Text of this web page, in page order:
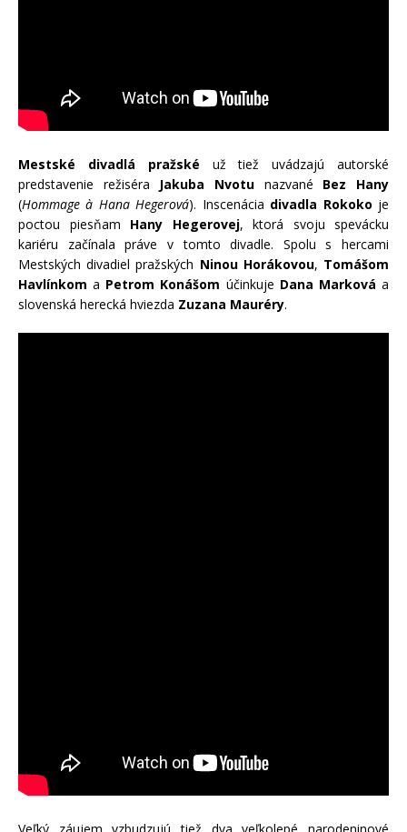
Mestské divadlá pražské už tiež uvádzajú autorské
predstavenie režiséra Jakuba Nvotu nazvané Bez Hany
(Hommage à Hana Hegerová). Inscenácia divadla Rokoko je
poctou piesňam Hany Hegerovej, ktorá svoju spevácku
kariéru začínala práve v tomto divadle. Spolu s hercami
Mestských divadiel pražských Ninou Horákovou, Tomášom
Havlínkom a Petrom Konášom účinkuje Dana Marková a
slovenská herecká hviezda Zuzana Mauréry.